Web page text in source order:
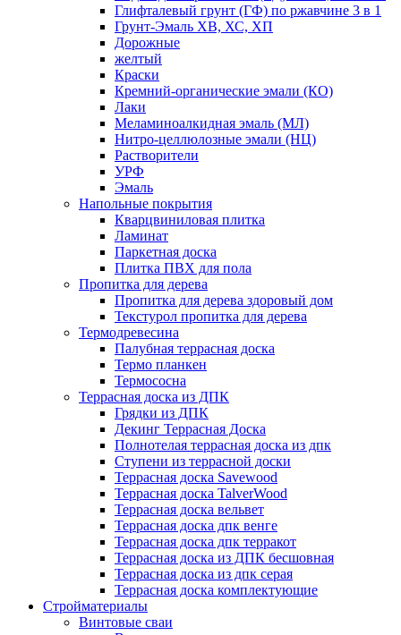
Глифталевый грунт (ГФ) по ржавчине 3 в 1
Грунт-Эмаль ХВ, ХС, ХП
Дорожные
желтый
Краски
Кремний-органические эмали (КО)
Лаки
Меламиноалкидная эмаль (МЛ)
Нитро-целлюлозные эмали (НЦ)
Растворители
УРФ
Эмаль
Напольные покрытия
Кварцвиниловая плитка
Ламинат
Паркетная доска
Плитка ПВХ для пола
Пропитка для дерева
Пропитка для дерева здоровый дом
Текстурол пропитка для дерева
Термодревесина
Палубная террасная доска
Термо планкен
Термососна
Террасная доска из ДПК
Грядки из ДПК
Декинг Террасная Доска
Полнотелая террасная доска из дпк
Ступени из террасной доски
Террасная доска Savewood
Террасная доска TalverWood
Террасная доска вельвет
Террасная доска дпк венге
Террасная доска дпк терракот
Террасная доска из ДПК бесшовная
Террасная доска из дпк серая
Террасная доска комплектующие
Стройматериалы
Винтовые сваи